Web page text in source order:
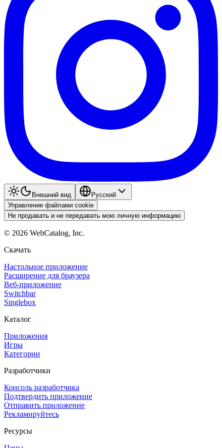
Внешний вид
Pyccкий
Управление файлами cookie
Не продавать и не передавать мою личную информацию
© 2026 WebCatalog, Inc.
Скачать
Настольное приложение
Расширение для браузера
Веб-приложение
Switchbar
Singlebox
Каталог
Приложения
Игры
Категории
Разработчики
Консоль разработчика
Подтвердить приложение
Отправить приложение
Рекламируйтесь
Ресурсы